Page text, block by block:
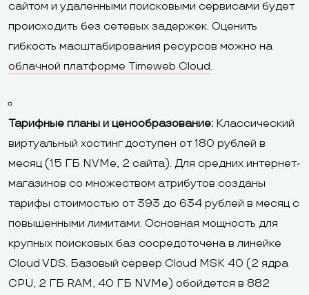
сайтом и удаленными поисковыми сервисами будет
происходить без сетевых задержек. Оценить
гибкость масштабирования ресурсов можно на
облачной платформе Timeweb Cloud.
Тарифные планы и ценообразование: Классический
виртуальный хостинг доступен от 180 рублей в
месяц (15 ГБ NVMe, 2 сайта). Для средних интернет-
магазинов со множеством атрибутов созданы
тарифы стоимостью от 393 до 634 рублей в месяц с
повышенными лимитами. Основная мощность для
крупных поисковых баз сосредоточена в линейке
Cloud VDS. Базовый сервер Cloud MSK 40 (2 ядра
CPU, 2 ГБ RAM, 40 ГБ NVMe) обойдется в 882